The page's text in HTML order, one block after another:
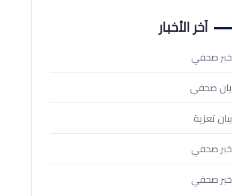
آخر الأخبار
خبر صحفي
يان صحفي
بيان تعزية
خبر صحفي
خبر صحفي